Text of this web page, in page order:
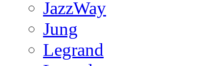
JazzWay
Jung
Legrand